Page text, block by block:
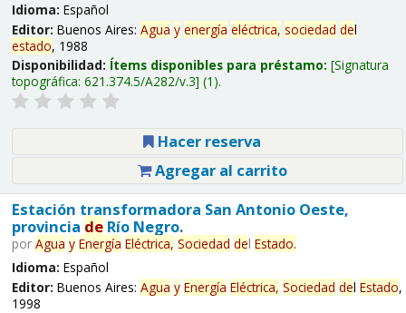
Idioma: Español
Editor: Buenos Aires: Agua y energía eléctrica, sociedad del
estado, 1988
Disponibilidad: Ítems disponibles para préstamo: Signatura
topográfica: 621.374.5/A282/v.3 (1).
Hacer reserva
Agregar al carrito
Estación transformadora San Antonio Oeste,
provincia deRío Negro.
por Agua y Energía Eléctrica, Sociedad del Estado.
Idioma: Español
Editor: Buenos Aires: Agua y Energía Eléctrica, Sociedad del Estado,
1998